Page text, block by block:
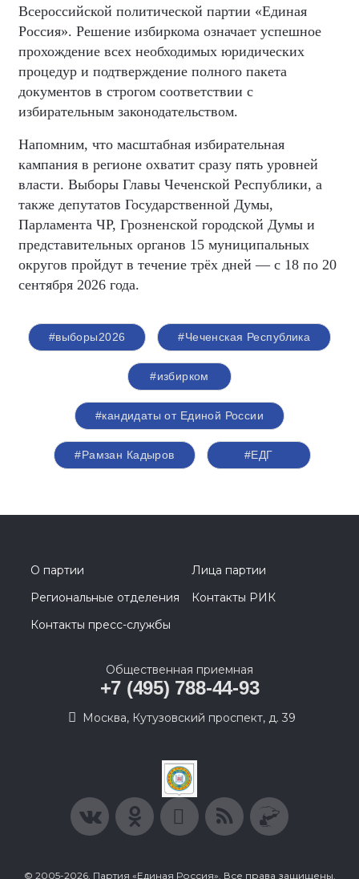
Всероссийской политической партии «Единая
Россия». Решение избиркома означает успешное
прохождение всех необходимых юридических
процедур и подтверждение полного пакета
документов в строгом соответствии с
избирательным законодательством.
Напомним, что масштабная избирательная
кампания в регионе охватит сразу пять уровней
власти. Выборы Главы Чеченской Республики, а
также депутатов Государственной Думы,
Парламента ЧР, Грозненской городской Думы и
представительных органов 15 муниципальных
округов пройдут в течение трёх дней — с 18 по 20
сентября 2026 года.
#выборы2026 #Чеченская Республика
#избирком
#кандидаты от Единой России
#Рамзан Кадыров #ЕДГ
О партии
Лица партии
Региональные отделения
Контакты РИК
Контакты пресс-службы
Общественная приемная
+7 (495) 788-44-93
Москва, Кутузовский проспект, д. 39
© 2005-2026, Партия «Единая Россия». Все права защищены.